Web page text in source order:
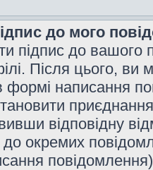
до мого
підпис до вашого
Після цього, ви
формі написання
відповідну
окремих